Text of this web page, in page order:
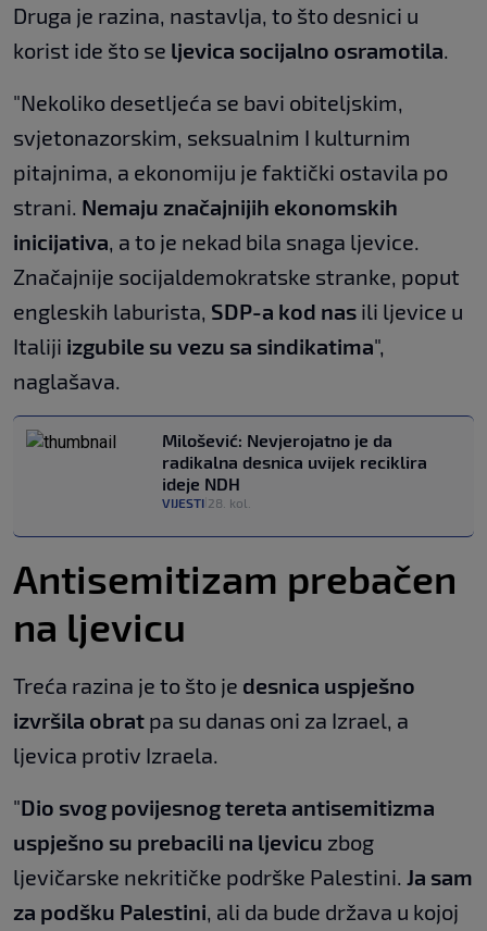
Druga je razina, nastavlja, to što desnici u
korist ide što se ljevica socijalno osramotila
"Nekoliko desetljeća se bavi obiteljskim,
svjetonazorskim, seksualnim I kulturnim
pitajnima, a ekonomiju je faktički ostavila po
strani. Nemaju značajnijih ekonomskih
inicijativa , a to je nekad bila snaga ljevice.
Značajnije socijaldemokratske stranke, poput
engleskih laburista, SDP-a kod nas ili ljevice u
Italiji izgubile su vezu sa sindikatima",
naglašava.
Milošević: Nevjerojatno je da
radikalna desnica uvijek reciklira
ideje NDH
VIJESTI 28. kol.
Antisemitizam prebačen
na ljevicu
Treća razina je to što je desnica uspješno
izvršila obrat pa su danas oni za Izrael, a
ljevica protiv Izraela.
"Dio svog povijesnog tereta antisemitizma
uspješno su prebacili na ljevicu zbog
ljevičarske nekritičke podrške Palestini. Ja sam
za podšku Palestini , ali da bude država u kojoj